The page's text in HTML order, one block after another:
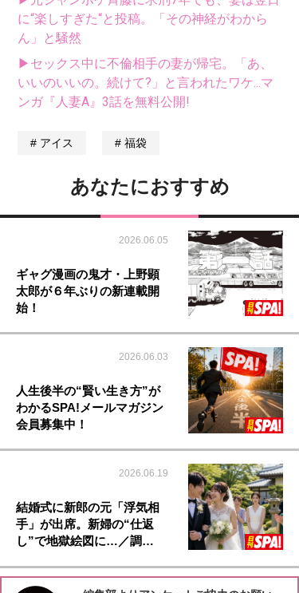
に“楽しすぎた“と投稿。「その神経がわから
ん」と騒然
▶セックス中に不倫相手の妻が帰宅。「あ、
いいのいいの。続けて?」と言われたワケ...マ
ンガ『人妻A』3話を無料公開!
アイス 福袋
あなたにおすすめ
2026.06.05
ギャグ漫画の鬼才・上野顕
太郎が６年ぶりの新連載開
始！
2026.06.03
人生後半の“賢い生き方”が
わかるSPA!メールマガジン
会員募集中！
2026.06.19
結婚式に新郎の元「浮気相
手」が出席。新婦の“仕返
し”で地獄絵図に…／調…